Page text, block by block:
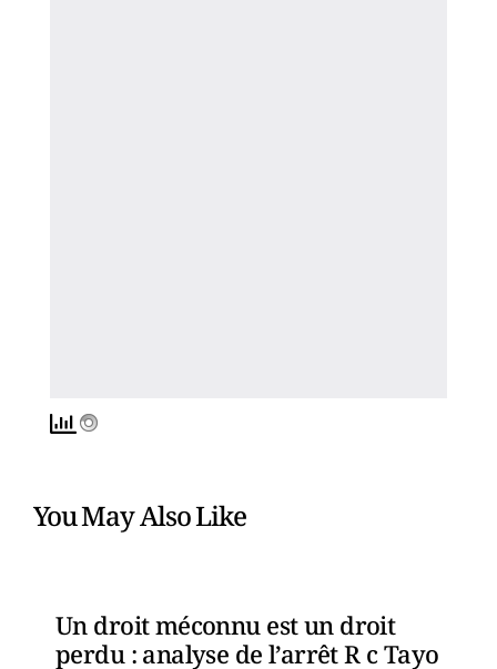
You May Also Like
Un droit méconnu est un droit
perdu : analyse de l’arrêt R c Tayo